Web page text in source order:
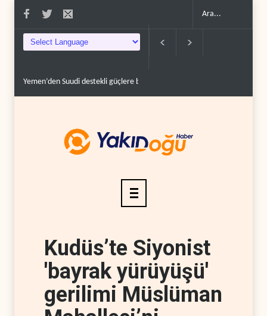
Grönland’da izinsiz sondaj hamlesi..
Kudüs’te Siyonist
'bayrak yürüyüşü'
gerilimi Müslüman